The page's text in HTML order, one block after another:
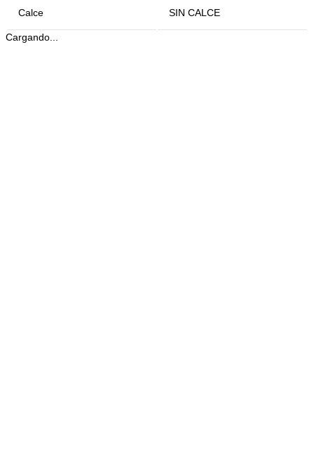
Calce SIN CALCE
Cargando...